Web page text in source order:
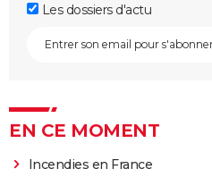
Les dossiers d'actu
EN CE MOMENT
Incendies en France